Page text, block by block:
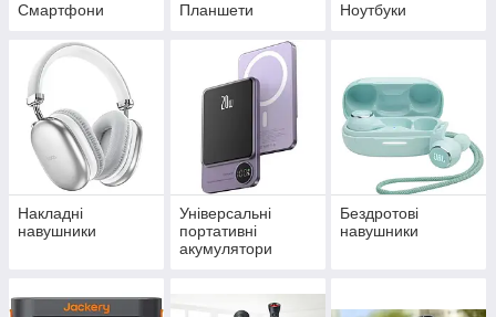
Смартфони Планшети Ноутбуки
Накладні
навушники
Універсальні
портативні
акумулятори
Бездротові
навушники